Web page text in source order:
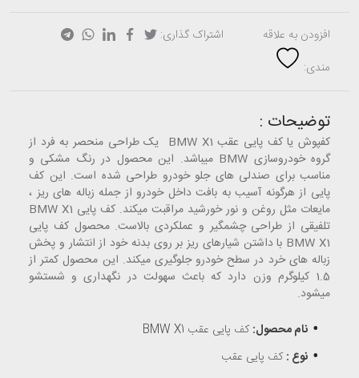
افزودن به علاقه
مندی:
اشتراک گذاری:
توضیحات :
کفپوش یا کف پایی عقب BMW X1 یک طراحی منحصر به فرد از
گروه خودروسازی BMW میباشد. این محصول در رنگ مشکی و
مناسب برای صندلی های جلو خودرو طراحی شده است. این کف
پایی از هرگونه آسیب به بافت داخل خودرو از جمله زباله های ریز ،
مایعات مثل روغن و نور خورشید مراقبت میکند. کف پایی BMW X1
تلفیقی از طراحی چشمگیر و عملکردی بالاست. محصول کف پایی
BMW X1 با داشتن شیارهای ریز بر روی بدنه خود از انتشار و پخش
زباله های خرد در سطح خودرو جلوگیری میکند. این محصول کمتر از
1.5 کیلوگرم وزن دارد که باعث سهولت در نگهداری و شستشو
میشود.
نام محصول: کف پایی عقب BMW X1
نوع : کف پایی عقب